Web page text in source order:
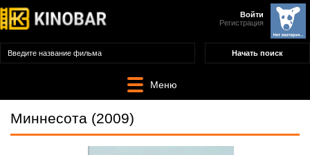
Войти
Регистрация
Меню
Миннесота (2009)